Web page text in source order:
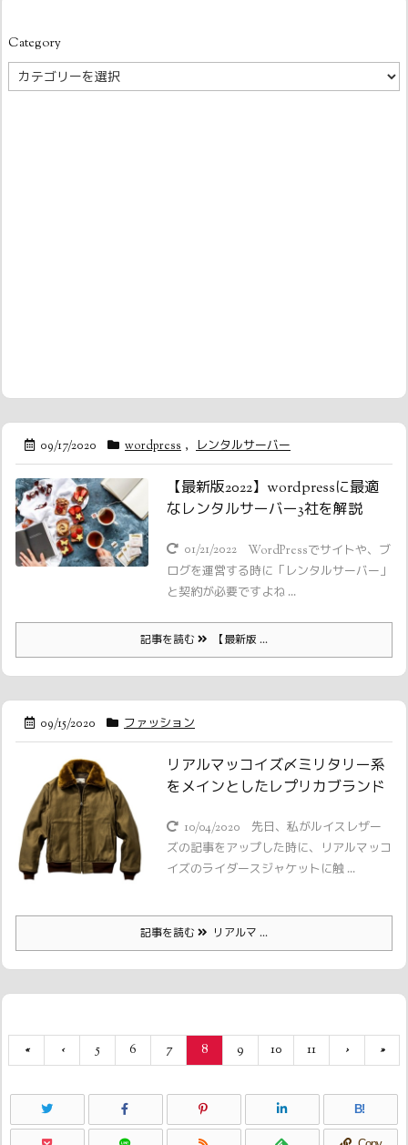
Category
Category
09/17/2020 wordpress , レンタルサーバー
【最新版2022】wordpressに最適
なレンタルサーバー3社を解説
01/21/2022
WordPressでサイトや、ブ
ログを運営する時に「レンタルサーバー」
と契約が必要ですよね ...
記事を読む 【最新版 ...
09/15/2020 ファッション
リアルマッコイズ〆ミリタリー系
をメインとしたレプリカブランド
10/04/2020
先日、私がルイスレザー
ズの記事をアップした時に、リアルマッコ
イズのライダースジャケットに触 ...
記事を読む リアルマ ...
« ‹ 5 6 7 8 9 10 11 › »
B!